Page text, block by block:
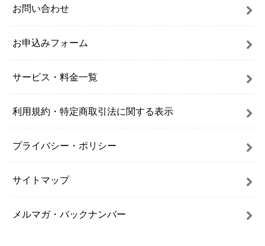
お問い合わせ
お申込みフォーム
サービス・料金一覧
利用規約・特定商取引法に関する表示
プライバシー・ポリシー
サイトマップ
メルマガ・バックナンバー